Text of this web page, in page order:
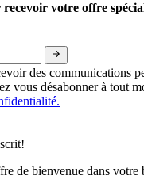
votre offre
des communications
vous désabonner à tout
de bienvenue dans votre